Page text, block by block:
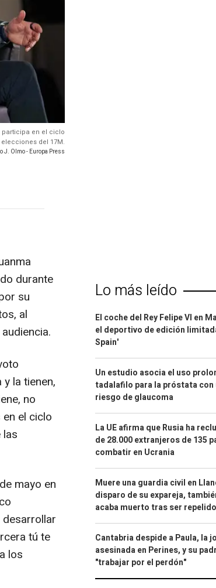
participa en el ciclo
del 17M.
J. Olmo - Europa Press
durante
su
al
la tienen,
no
el ciclo
mayo en
tú te
los
Lo más leído
El coche del Rey Felipe VI en
el deportivo de edición
Spain'
Un estudio asocia el uso
tadalafilo para la próstata con
riesgo de glaucoma
La UE afirma que Rusia ha
de 28.000 extranjeros de 135
combatir en Ucrania
Muere una guardia civil en
disparo de su expareja,
acaba muerto tras ser repelido
Cantabria despide a Paula, la
asesinada en Perines, y su
"trabajar por el perdón"